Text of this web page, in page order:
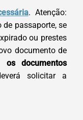
. Atenção:
de passaporte, se
ou prestes
documento de
os documentos
solicitar a